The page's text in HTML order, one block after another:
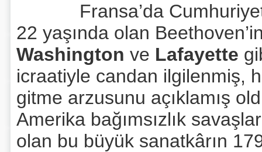
Fransa’da Cumhuriyetin
22 yaşında olan
Washington ve Lafayette
icraatiyle candan ilgilenmiş,
gitme arzusunu açıklamış
Amerika bağımsızlık
olan bu büyük sanatkârın